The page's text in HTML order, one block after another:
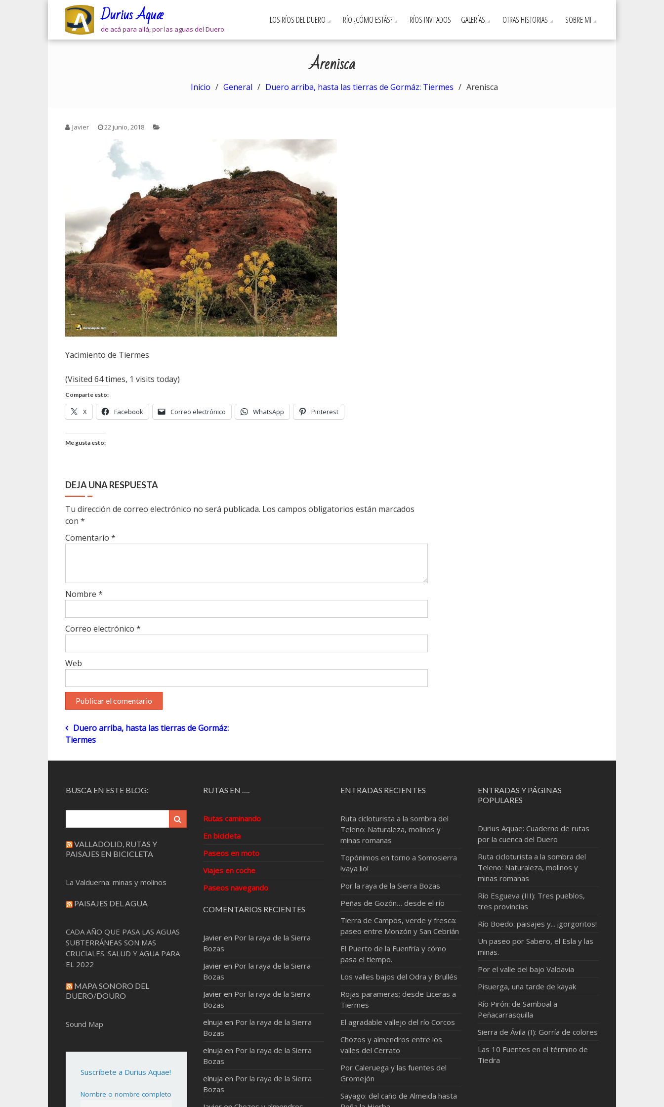
Durius Aquæ
de acá para allá, por las aguas del Duero
LOS RÍOS DEL DUERO RÍO ¿CÓMO ESTÁS? RÍOS INVITADOS GALERÍAS OTRAS HISTORIAS SOBRE MI
Arenisca
Inicio General Duero arriba, hasta las tierras de Gormáz: Tiermes Arenisca
Javier 22 junio, 2018
Yacimiento de Tiermes
(Visited 64 times, 1 visits today)
Comparte esto:
X Facebook Correo electrónico WhatsApp Pinterest
Me gusta esto:
DEJA UNA RESPUESTA
Tu dirección de correo electrónico no será publicada. Los campos obligatorios están marcados
con *
Comentario *
Nombre *
Correo electrónico *
Web
Navegación
Duero arriba, hasta las tierras de Gormáz:
Tiermes
BUSCA EN ESTE BLOG:
VALLADOLID, RUTAS Y
PAISAJES EN BICICLETA
La Valduerna: minas y molinos
PAISAJES DEL AGUA
CADA AÑO QUE PASA LAS AGUAS
SUBTERRÁNEAS SON MAS
CRUCIALES. SALUD Y AGUA PARA
EL 2022
MAPA SONORO DEL
DUERO/DOURO
Sound Map
Suscríbete a Durius Aquae!
Nombre o nombre completo
RUTAS EN ….
Rutas caminando
En bicicleta
Paseos en moto
Viajes en coche
Paseos navegando
COMENTARIOS RECIENTES
Javier en Por la raya de la Sierra
Bozas
Javier en Por la raya de la Sierra
Bozas
Javier en Por la raya de la Sierra
Bozas
elnuja en Por la raya de la Sierra
Bozas
elnuja en Por la raya de la Sierra
Bozas
elnuja en Por la raya de la Sierra
Bozas
ENTRADAS RECIENTES
Ruta cicloturista a la sombra del
Teleno: Naturaleza, molinos y
minas romanas
Topónimos en torno a Somosierra
!vaya lio!
Por la raya de la Sierra Bozas
Peñas de Gozón… desde el río
Tierra de Campos, verde y fresca:
paseo entre Monzón y San Cebrián
El Puerto de la Fuenfría y cómo
pasa el tiempo.
Los valles bajos del Odra y Brullés
Rojas parameras; desde Liceras a
Tiermes
El agradable vallejo del río Corcos
Chozos y almendros entre los
valles del Cerrato
Por Caleruega y las fuentes del
Gromejón
Sayago: del caño de Almeida hasta
ENTRADAS Y PÁGINAS
POPULARES
Durius Aquae: Cuaderno de rutas
por la cuenca del Duero
Ruta cicloturista a la sombra del
Teleno: Naturaleza, molinos y
minas romanas
Río Esgueva (III): Tres pueblos,
tres provincias
Río Boedo: paisajes y... ¡gorgoritos!
Un paseo por Sabero, el Esla y las
minas.
Por el valle del bajo Valdavia
Pisuerga, una tarde de kayak
Río Pirón: de Samboal a
Peñacarrasquilla
Sierra de Ávila (I): Gorría de colores
Las 10 Fuentes en el término de
Tiedra